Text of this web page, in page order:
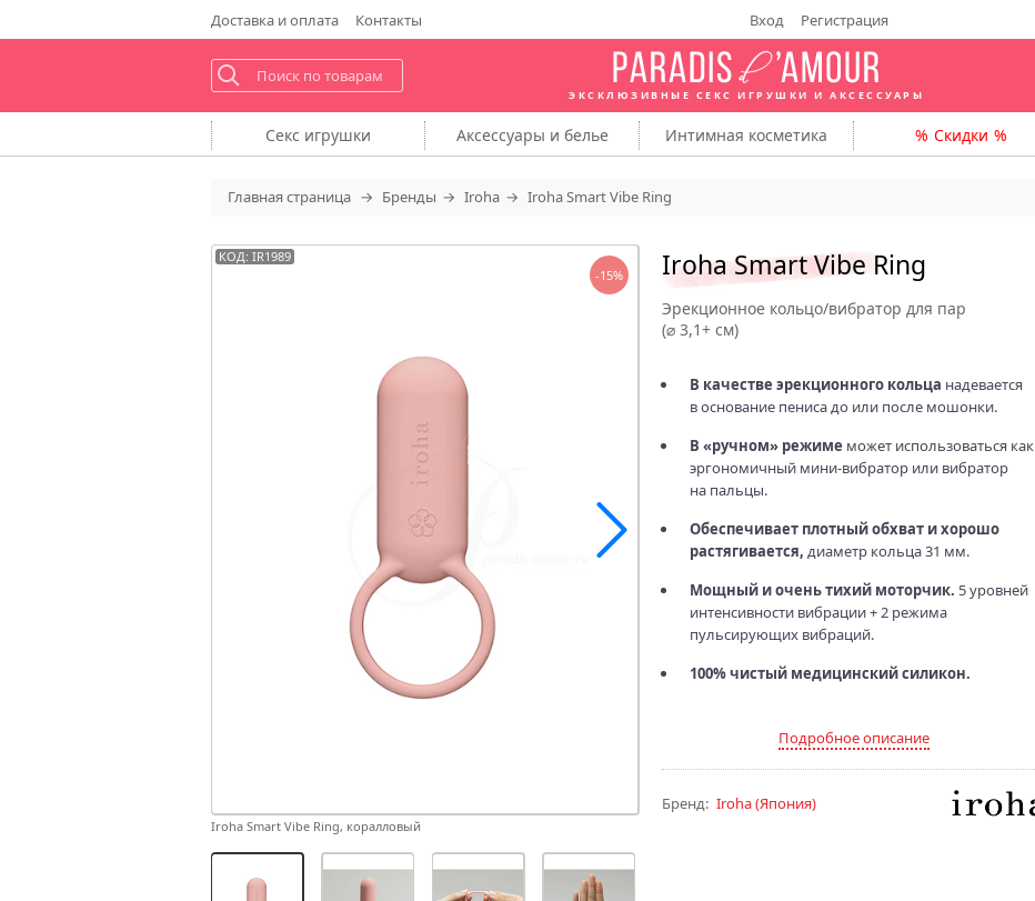
Доставкаи оплата Контакты Вход Регистрация
ЭКСКЛЮЗИВНЫЕ СЕКС ИГРУШКИ И АКСЕССУАРЫ
Секс игрушки Аксессуары и белье Интимная косметика Скидки
Главная страница Бренды Iroha Iroha Smart Vibe Ring
Iroha Smart Vibe Ring
Эрекционное кольцо/вибратор для пар
(⌀ 3,1+ см)
В качестве эрекционного кольца надевается
в основание пениса до или после мошонки.
В «ручном» режиме может использоваться как
эргономичный мини-вибратор или вибратор
на пальцы.
Обеспечивает плотный обхват и хорошо
растягивается, диаметр кольца 31 мм.
Мощный и очень тихий моторчик. 5 уровней
интенсивности вибрации + 2 режима
пульсирующих вибраций.
100% чистый медицинский силикон.
Подробное описание
Бренд: Iroha(Япония)
Iroha Smart Vibe Ring, коралловый
КОД: IR1989
-15%